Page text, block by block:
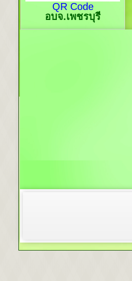
QR Code
อบจ.เพชรบุรี